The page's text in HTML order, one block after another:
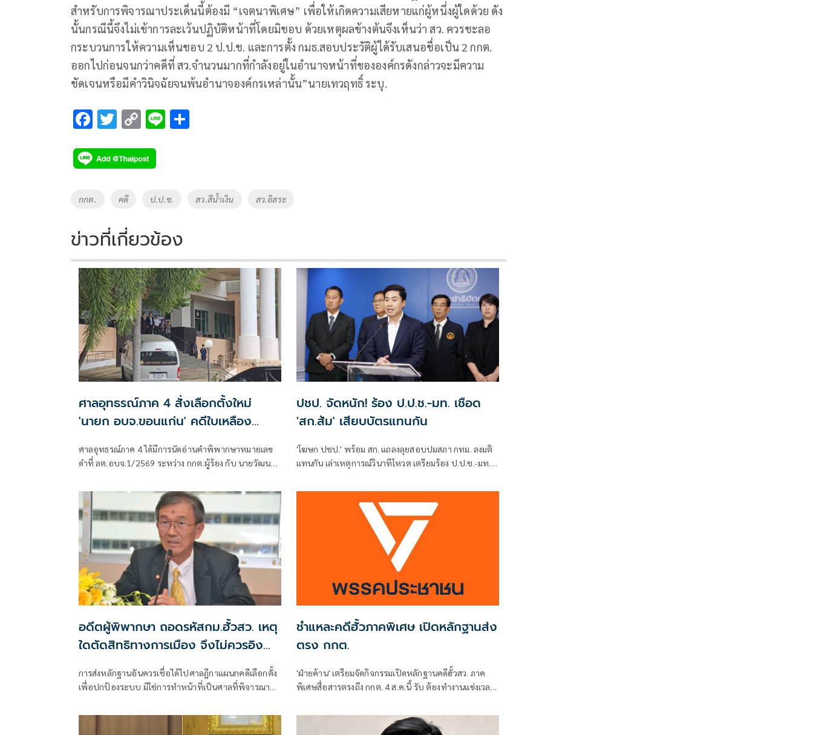
สำหรับการพิจารณาประเด็นนี้ต้องมี “เจตนาพิเศษ” เพื่อให้เกิดความเสียหายแก่ผู้หนึ่งผู้ใดด้วย ดัง
นั้นกรณีนี้จึงไม่เข้าการละเว้นปฏิบัติหน้าที่โดยมิชอบ ด้วยเหตุผลข้างต้นจึงเห็นว่า สว. ควรชะลอ
กระบวนการให้ความเห็นชอบ 2 ป.ป.ช. และการตั้ง กมธ.สอบประวัติผู้ได้รับเสนอชื่อเป็น 2 กกต.
ออกไปก่อนจนกว่าคดีที่ สว.จำนวนมากที่กำลังอยู่ในอำนาจหน้าที่ขององค์กรดังกล่าวจะมีความ
ชัดเจนหรือมีคำวินิจฉัยจนพ้นอำนาจองค์กรเหล่านั้น”นายเทวฤทธิ์ ระบุ.
F
e
b
o
k
T
tt
er
C
p
y
Li
k
Li
Tags
กกต. คดี ป.ป.ช. สว.สีน้ำเงิน สว.อิสระ
ข่าวที่เกี่ยวข้อง
ศาลอุทธรณ์ภาค 4 สั่งเลือกตั้งใหม่
'นายก อบจ.ขอนแก่น' คดีใบเหลือง
ศาลอุทธรณ์ภาค 4 ได้มีการนัดอ่านคำพิพากษาหมายเลข
ดำที่ ลต.อบจ.1/2569 ระหว่าง กกต.ผู้ร้อง กับ นายวัฒนา
ถิ่นหรือผู้บริหารท้องถิ่น (ขอให้มีการเลือกตั้ง นายก
อบจ.ใหม่)
ปชป. จัดหนัก! ร้อง ป.ป.ช.-มท. เชือด
'สก.ส้ม' เสียบบัตรแทนกัน
'โฆษก ปชป.' พร้อม สก. แถลงลุยสอบปมสภา กทม. ลงมติ
แทนกัน เล่าเหตุการณ์วินาทีโหวต เตรียมร้อง ป.ป.ช.-มท.
โปร่งใส
อดีตผู้พิพากษา ถอดรหัสกม.ฮั้วสว. เหตุ
ใดตัดสิทธิทางการเมือง จึงไม่ควรอิง
มาตรฐานเดียวกับคดีอาญา
การส่งหลักฐานอันควรเชื่อได้ไปศาลฎีกาแผนกคดีเลือกตั้ง
เพื่อปกป้องระบบ มิใช่การทำหน้าที่เป็นศาลที่พิจารณาคดี
ชำแหละคดีฮั้วภาคพิเศษ เปิดหลักฐานส่ง
ตรง กกต.
'ฝ่ายค้าน' เตรียมจัดกิจกรรมเปิดหลักฐานคดีฮั้วสว. ภาค
พิเศษสื่อสารตรงถึง กกต. 4 ส.ค.นี้ รับ ต้องทำงานแข่งเวลา
เข้าข่ายละเว้นการปฏิบัติหน้าที่หรือไม่